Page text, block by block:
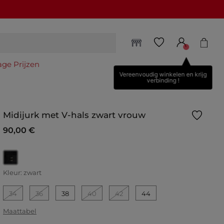
Vereenvoudig winkelen en krijg
verbinding !
Prijzen
Midijurk met V-hals zwart vrouw
90,00 €
geselecteerd
Kleur: zwart
34 36 38 40 42 44
Maattabel